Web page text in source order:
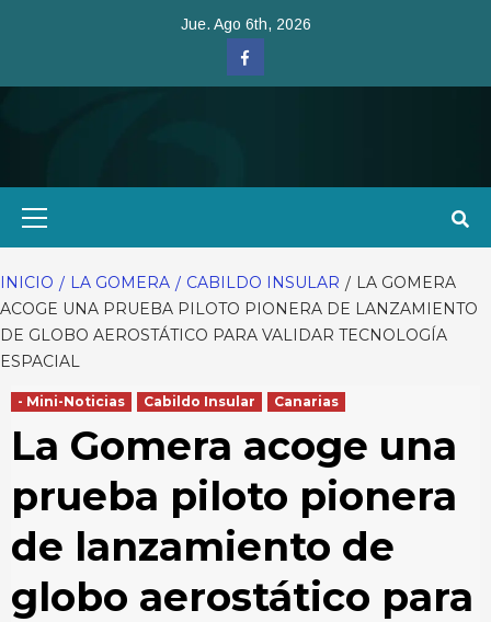
Jue. Ago 6th, 2026
Facebook
INICIO LA GOMERA CABILDO INSULAR
LA GOMERA
ACOGE UNA PRUEBA PILOTO PIONERA DE LANZAMIENTO
DE GLOBO AEROSTÁTICO PARA VALIDAR TECNOLOGÍA
ESPACIAL
- Mini-Noticias Cabildo Insular Canarias
La Gomera acoge una
prueba piloto pionera
de lanzamiento de
globo aerostático para